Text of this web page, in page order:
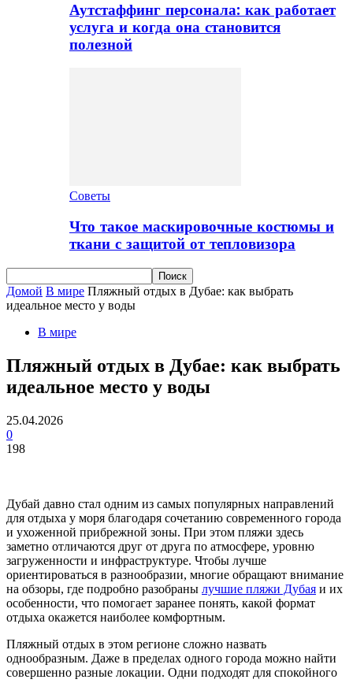
Аутстаффинг персонала: как работает
услуга и когда она становится
полезной
Советы
Что такое маскировочные костюмы и
ткани с защитой от тепловизора
Домой В мире Пляжный отдых в Дубае: как выбрать
идеальное место у воды
В мире
Пляжный отдых в Дубае: как выбрать
идеальное место у воды
25.04.2026
0
198
Дубай давно стал одним из самых популярных направлений
для отдыха у моря благодаря сочетанию современного города
и ухоженной прибрежной зоны. При этом пляжи здесь
заметно отличаются друг от друга по атмосфере, уровню
загруженности и инфраструктуре. Чтобы лучше
ориентироваться в разнообразии, многие обращают внимание
на обзоры, где подробно разобраны лучшие пляжи Дубая и их
особенности, что помогает заранее понять, какой формат
отдыха окажется наиболее комфортным.
Пляжный отдых в этом регионе сложно назвать
однообразным. Даже в пределах одного города можно найти
совершенно разные локации. Одни подходят для спокойного